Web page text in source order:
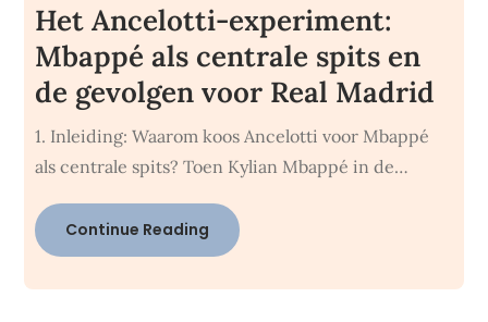
Het Ancelotti-experiment:
Mbappé als centrale spits en
de gevolgen voor Real Madrid
1. Inleiding: Waarom koos Ancelotti voor Mbappé
als centrale spits? Toen Kylian Mbappé in de…
Continue Reading